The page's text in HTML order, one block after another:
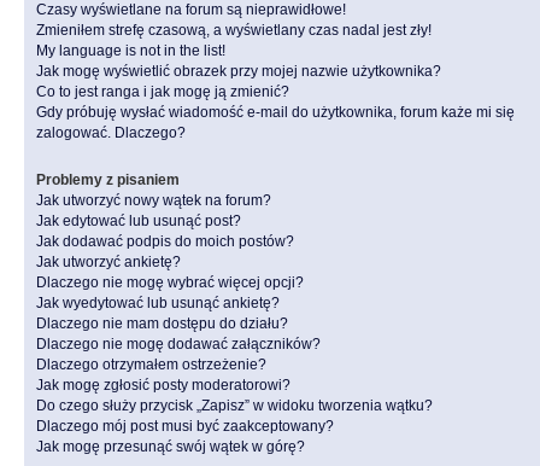
Czasy wyświetlane na forum są nieprawidłowe!
Zmieniłem strefę czasową, a wyświetlany czas nadal jest zły!
My language is not in the list!
Jak mogę wyświetlić obrazek przy mojej nazwie użytkownika?
Co to jest ranga i jak mogę ją zmienić?
Gdy próbuję wysłać wiadomość e-mail do użytkownika, forum każe mi się
zalogować. Dlaczego?
Problemy z pisaniem
Jak utworzyć nowy wątek na forum?
Jak edytować lub usunąć post?
Jak dodawać podpis do moich postów?
Jak utworzyć ankietę?
Dlaczego nie mogę wybrać więcej opcji?
Jak wyedytować lub usunąć ankietę?
Dlaczego nie mam dostępu do działu?
Dlaczego nie mogę dodawać załączników?
Dlaczego otrzymałem ostrzeżenie?
Jak mogę zgłosić posty moderatorowi?
Do czego służy przycisk „Zapisz” w widoku tworzenia wątku?
Dlaczego mój post musi być zaakceptowany?
Jak mogę przesunąć swój wątek w górę?